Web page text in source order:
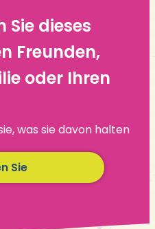
Sie dieses
Freunden,
oder Ihren
was sie davon halten
Sie